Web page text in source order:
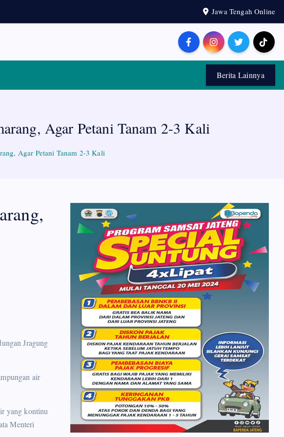
Jawa Tengah Online
Berita Lainnya
Agar Petani Tanam 2-3 Kali
Agar Petani Tanam 2-3 Kali
Jragung
air
yang kontinu
Menteri